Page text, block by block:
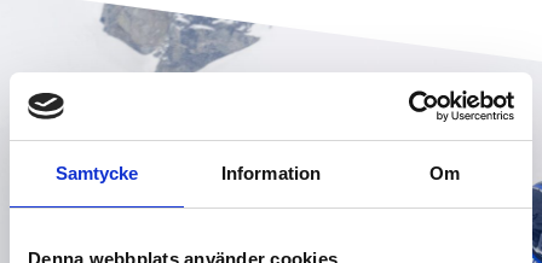
Samtycke Information Om
Denna webbplats använder cookies